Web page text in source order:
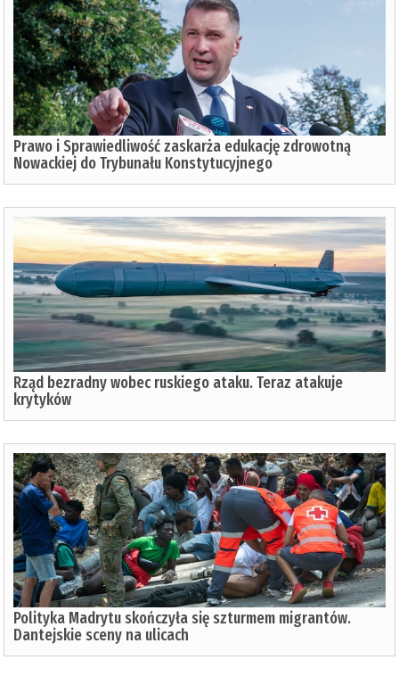
Prawo i Sprawiedliwość zaskarża edukację zdrowotną
Nowackiej do Trybunału Konstytucyjnego
Rząd bezradny wobec ruskiego ataku. Teraz atakuje
krytyków
Polityka Madrytu skończyła się szturmem migrantów.
Dantejskie sceny na ulicach